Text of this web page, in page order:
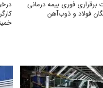
فوری بیمه درمانی
فولاد و ذوب‌آهن